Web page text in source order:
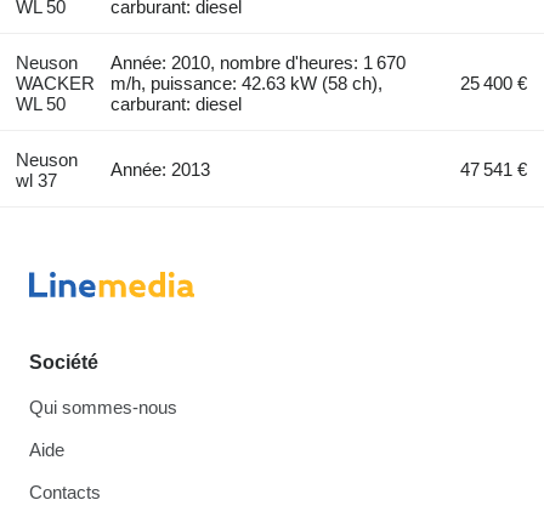
WL 50
carburant: diesel
Neuson
WACKER
WL 50
Année: 2010, nombre d'heures: 1 670
m/h, puissance: 42.63 kW (58 ch),
carburant: diesel
25 400 €
Neuson
wl 37
Année: 2013 47 541 €
Société
Qui sommes-nous
Aide
Contacts